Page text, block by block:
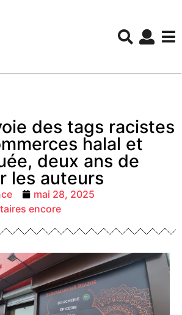
des tags racistes
halal et
deux ans de
les auteurs
mai 28, 2025
encore